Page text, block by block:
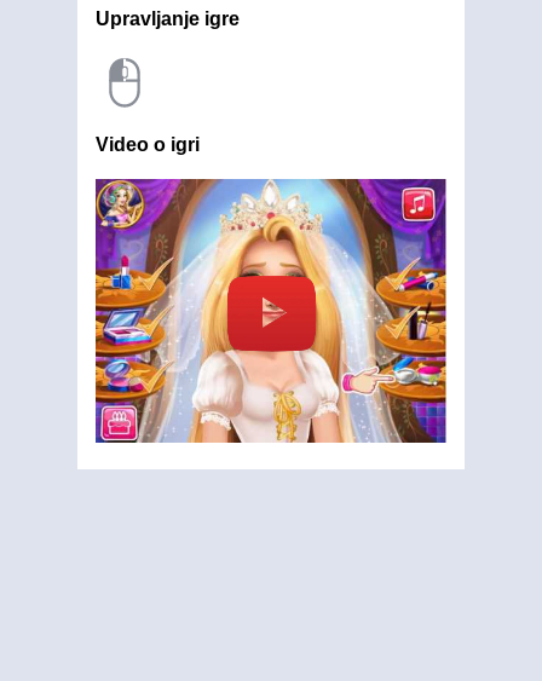
Upravljanje igre
Video o igri